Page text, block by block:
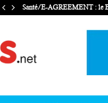
Santé/E-AGREEMENT : le